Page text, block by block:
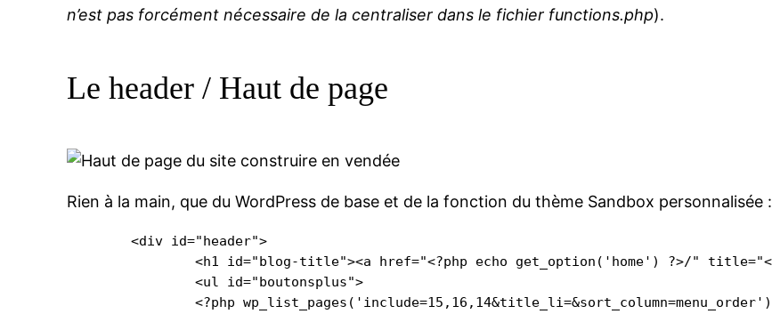
n’est pas forcément nécessaire de la centraliser dans le fichier functions.php).
Le header / Haut de page
Rien à la main, que du WordPress de base et de la fonction du thème Sandbox personnalisée :
	<div id="header">
		<h1 id="blog-title"><a href="<?php echo get_option('home') ?>/" title="<?php bloginfo('name') ?>" rel="home"><?php bloginfo('name') ?></a></h1>
		<ul id="boutonsplus">
		<?php wp_list_pages('include=15,16,14&title_li=&sort_column=menu_order'); ?>